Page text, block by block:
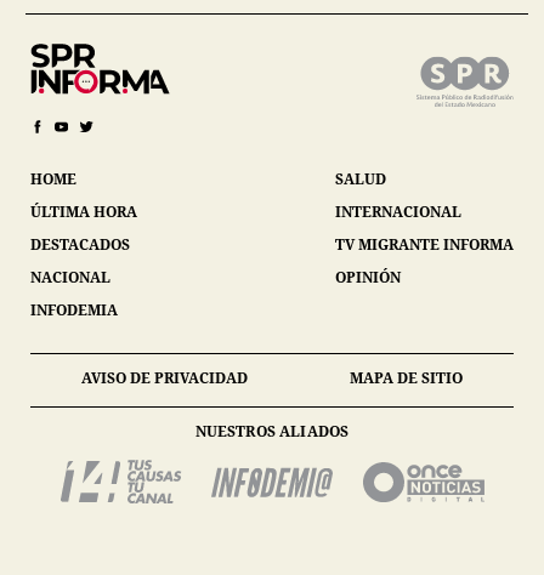
HOME
ÚLTIMA HORA
DESTACADOS
NACIONAL
INFODEMIA
SALUD
INTERNACIONAL
TV MIGRANTE INFORMA
OPINIÓN
AVISO DE PRIVACIDAD MAPA DE SITIO
NUESTROS ALIADOS